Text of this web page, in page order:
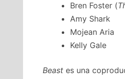
Bren Foster (
Amy Shark
Mojean Aria
Kelly Gale
Beast es una